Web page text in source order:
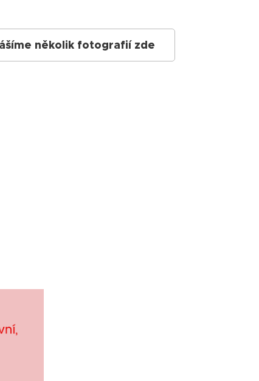
několik fotografií zde